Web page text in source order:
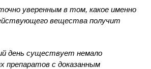
уверенным в том, какое именно
вещества получит
день существует немало
препаратов с доказанным